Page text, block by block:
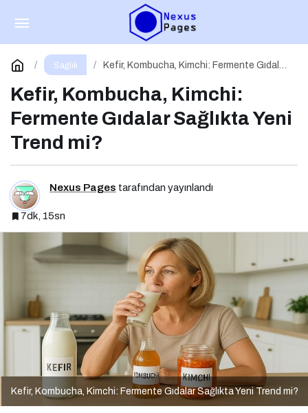
Sağlık
Kefir, Kombucha, Kimchi: Fermente Gıdalar
Kefir, Kombucha, Kimchi:
Fermente Gıdalar Sağlıkta Yeni
Trend mi?
Nexus Pages tarafından yayınlandı
7dk, 15sn
Kefir, Kombucha, Kimchi: Fermente Gıdalar Sağlıkta Yeni Trend mi?
Kolajen Takviyeleri: Gerçekten Cildi
Gençleştiriyor mu?
Yorum Yap